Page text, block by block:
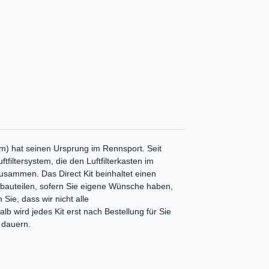
hat seinen Ursprung im Rennsport. Seit
die den Luftfilterkasten im
Das Direct Kit beinhaltet einen
sofern Sie eigene Wünsche haben,
Sie, dass wir nicht alle
wird jedes Kit erst nach Bestellung für Sie